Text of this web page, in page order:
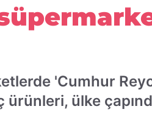
'Cumhur
ülke